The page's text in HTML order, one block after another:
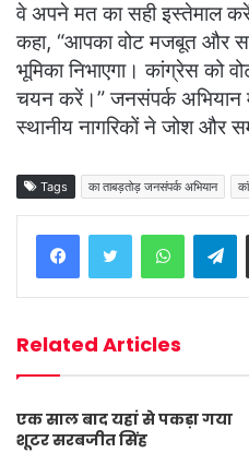
वे अपने मत का सही इस्तेमाल
कहा, “आपका वोट मजबूत और
भूमिका निभाएगा। कांग्रेस को
चयन करें।” जनसंपर्क अभियान
स्थानीय नागरिकों ने जोश और
Tags का ताबड़तोड़ जनसंपर्क अभियान
Related Articles
एक साल बाद यहां से पकड़ा गया
शूटर सरबजीत सिंह